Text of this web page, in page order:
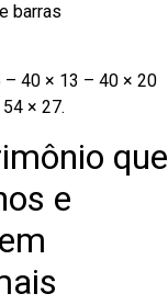
barras
40 × 13 – 40 × 20
× 27.
que
e